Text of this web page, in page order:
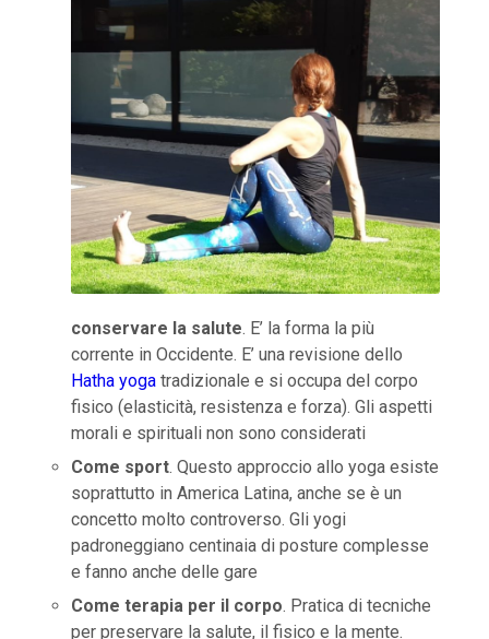
conservare la salute. E’ la forma la più
corrente in Occidente. E’ una revisione dello
Hatha yogatradizionale e si occupa del corpo
fisico (elasticità, resistenza e forza). Gli aspetti
morali e spirituali non sono considerati
Come sport. Questo approccio allo yoga esiste
soprattutto in America Latina, anche se è un
concetto molto controverso. Gli yogi
padroneggiano centinaia di posture complesse
e fanno anche delle gare
Come terapia per il corpo. Pratica di tecniche
per preservare la salute, il fisico e la mente.